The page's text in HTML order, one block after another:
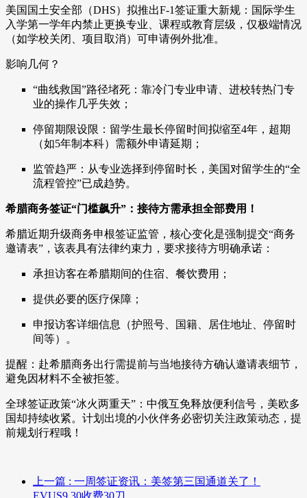
美国国土安全部（DHS）拟推出F-1签证重大新规：国际学生
入学第一学年内禁止更换专业、课程或教育层级，仅极端情况
（如学校关闭、项目取消）可申请例外批准。
影响几何？
“曲线救国”路径堵死：靠冷门专业申请、进校转热门专
业的操作几乎失效；
停留期限设限：留学生最长停留时间拟缩至4年，超期
（如5年制本科）需额外申请延期；
监管趋严：从专业选择到停留时长，美国对留学生的“全
流程管控”已成趋势。
希腊商务签证“门槛飙升”：接待方需承担全部费用！
希腊近期升级商务申根签证监管，核心变化是强制提交“商务
邀请表”，该表具有法律约束力，要求接待方明确承诺：
承担访客在希腊期间的住宿、餐饮费用；
提供必要的医疗保障；
申报访客详细信息（护照号、国籍、居住地址、停留时
间等）。
提醒：赴希腊商务出行需提前与当地接待方确认邀请表细节，
避免因材料不全被拒签。
全球签证政策“冰火两重天”：中俄互免释放便利信号，美欧多
国却持续收紧。计划出境的小伙伴务必密切关注政策动态，提
前规划行程哦！
上一篇 : 一周签证资讯：美签第三国通道关了！
EVUS9.30收费30刀...